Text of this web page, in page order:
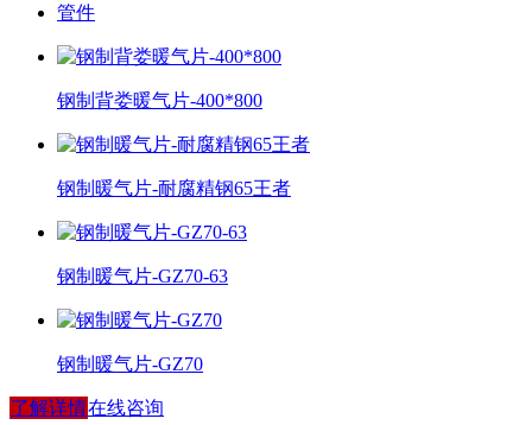
管件
钢制背娄暖气片-400*800
钢制暖气片-耐腐精钢65王者
钢制暖气片-GZ70-63
钢制暖气片-GZ70
了解详情在线咨询